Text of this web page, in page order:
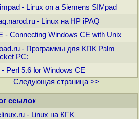
- Linux on a Siemens SIMpad
- Linux на HP iPAQ
- Connecting Windows CE with Unix
- Программы для КПК Palm
PC:
- Perl 5.6 for Windows CE
Следующая страница >>
ссылок
- Linux на КПК